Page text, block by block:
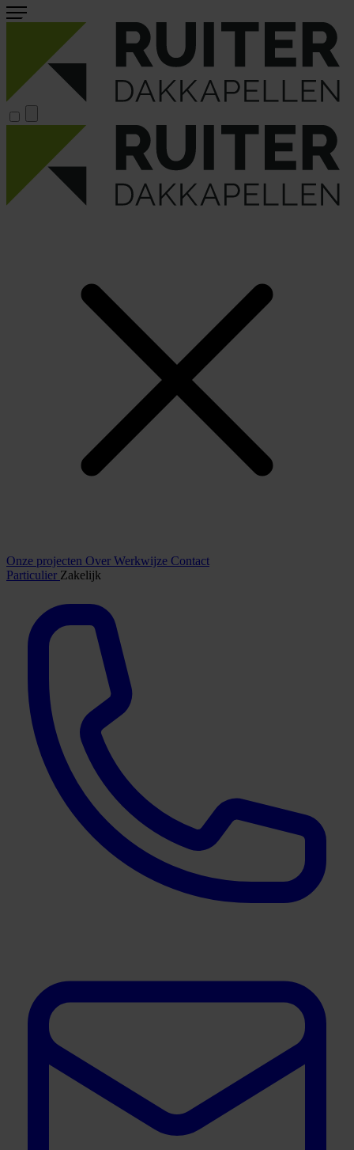
Onze projecten Over Werkwijze Contact
Particulier Zakelijk